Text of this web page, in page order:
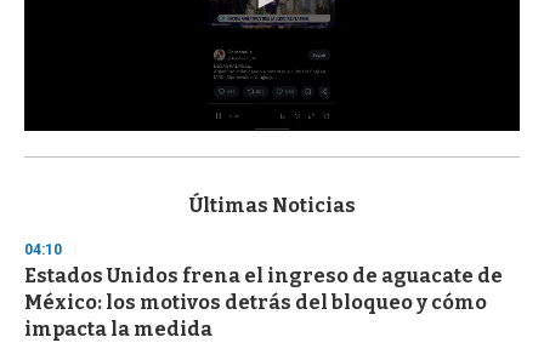
s
d
s
o
f
3
Últimas Noticias
04:10
Estados Unidos frena el ingreso de aguacate de
México: los motivos detrás del bloqueo y cómo
impacta la medida